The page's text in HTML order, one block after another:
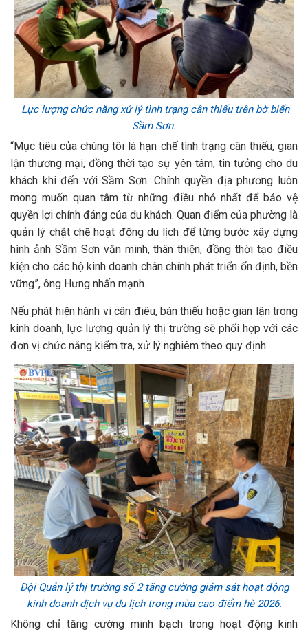
Lực lượng chức năng xử lý tình trạng cân thiếu trên bờ biển
Sầm Sơn.
“Mục tiêu của chúng tôi là hạn chế tình trạng cân thiếu, gian
lận thương mại, đồng thời tạo sự yên tâm, tin tưởng cho du
khách khi đến với Sầm Sơn. Chính quyền địa phương luôn
mong muốn quan tâm từ những điều nhỏ nhất để bảo vệ
quyền lợi chính đáng của du khách. Quan điểm của phường là
quản lý chặt chẽ hoạt động du lịch để từng bước xây dựng
hình ảnh Sầm Sơn văn minh, thân thiện, đồng thời tạo điều
kiện cho các hộ kinh doanh chân chính phát triển ổn định, bền
vững”, ông Hưng nhấn mạnh.
Nếu phát hiện hành vi cân điêu, bán thiếu hoặc gian lận trong
kinh doanh, lực lượng quản lý thị trường sẽ phối hợp với các
đơn vị chức năng kiểm tra, xử lý nghiêm theo quy định.
Đội Quản lý thị trường số 2 tăng cường giám sát hoạt động
kinh doanh dịch vụ du lịch trong mùa cao điểm hè 2026.
Không chỉ tăng cường minh bạch trong hoạt động kinh